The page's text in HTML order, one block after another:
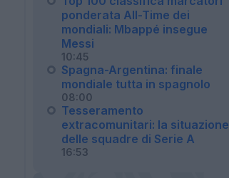
ponderata All-Time dei
mondiali: Mbappé insegue
Messi
10:45
Spagna-Argentina: finale
mondiale tutta in spagnolo
08:00
Tesseramento
extracomunitari: la situazione
delle squadre di Serie A
16:53